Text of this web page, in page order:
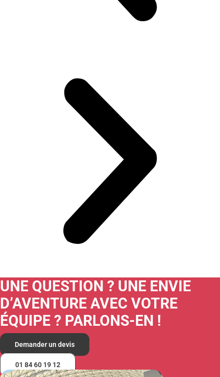
UNE QUESTION ? UNE ENVIE
D’AVENTURE AVEC VOTRE
ÉQUIPE ? PARLONS-EN !
Demander un devis
01 84 60 19 12